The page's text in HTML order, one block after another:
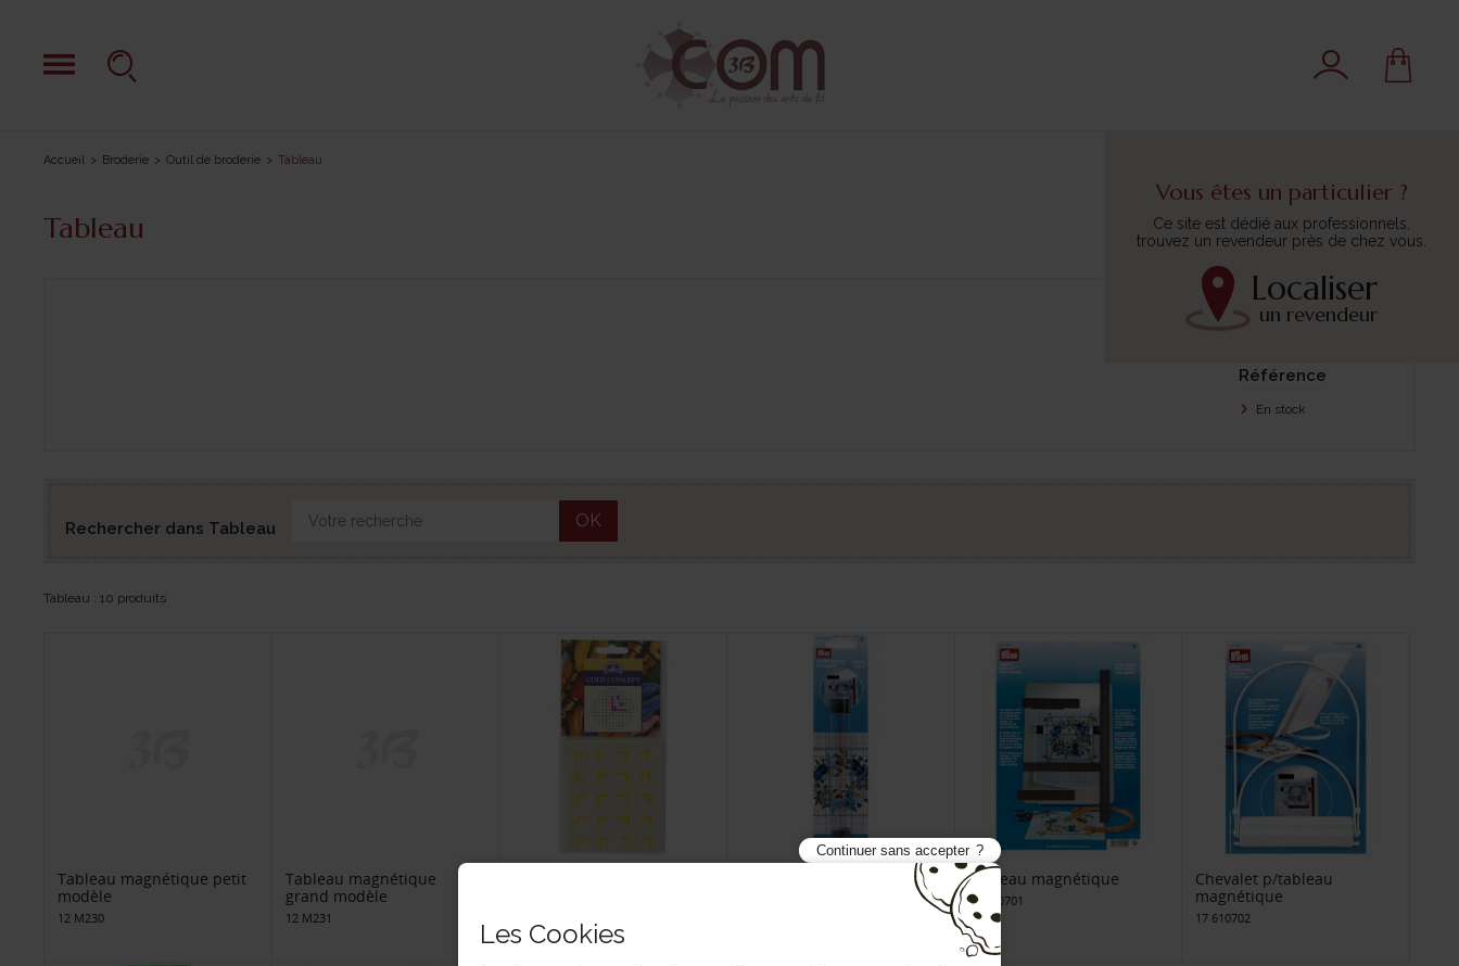
Vous êtes un particulier ?
Ce site est dédié aux professionnels,
trouvez un revendeur près de chez vous.
Localiser
un revendeur
Accueil Broderie Outil de broderie Tableau
Tableau
Référence
En stock
Rechercher dans Tableau OK
Tableau : 10 produits
Tableau magnétique petit
modèle
12 M230
Tableau magnétique
grand modèle
12 M231
Règle loupe magnétique Tableau magnétique
17 610701
Chevalet p/tableau
magnétique
17 610702
Continuer sans accepter
Les Cookies